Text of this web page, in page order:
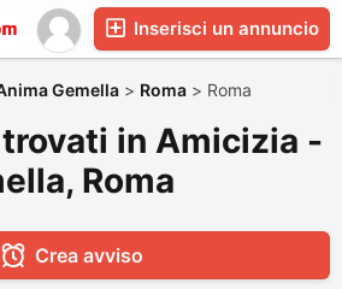
Inserisci un annuncio
Gemella > Roma > Roma
in Amicizia -
Roma
Crea avviso